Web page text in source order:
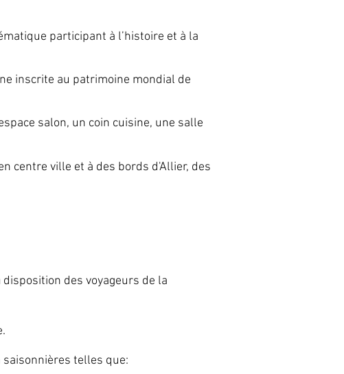
participant à l’histoire et à la
inscrite au patrimoine mondial de
salon, un coin cuisine, une salle
centre ville et à des bords d'Allier, des
des voyageurs de la
telles que: